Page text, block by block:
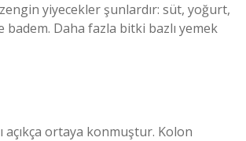
zengin yiyecekler şunlardır: süt, yoğurt,
Daha fazla bitki bazlı yemek
ortaya konmuştur. Kolon